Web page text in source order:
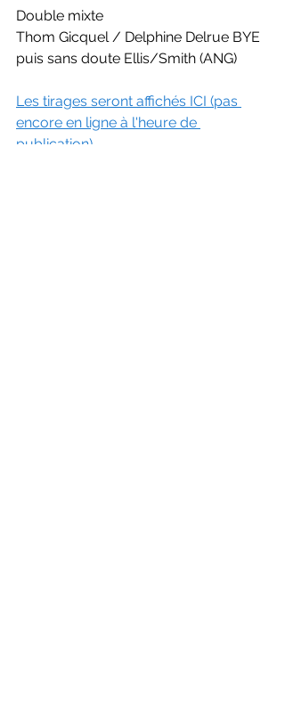
Double mixte
Thom Gicquel / Delphine Delrue BYE
puis sans doute Ellis/Smith (ANG)
Les tirages seront affichés ICI (pas
encore en ligne à l'heure de
publication)